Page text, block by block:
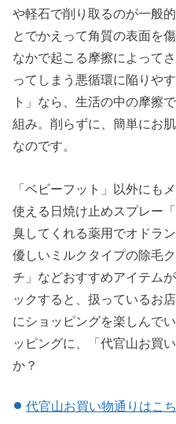
や軽石で削り取るのが一般
とでかえって角質の表面を
なかで起こる摩擦によって
ってしまう悪循環に陥りや
ト」なら、生活の中の摩擦
組み。削らずに、簡単にお
なのです。
「ベビーフット」以外にも
使える日焼け止めスプレー
臭してくれる薬用でオドラ
優しいミルクタイプの除毛
チ」などおすすめアイテム
ックすると、扱っているお
にショッピングを楽しんで
ッピングに、「代官山お買
か？
代官山お買い物通りはこ